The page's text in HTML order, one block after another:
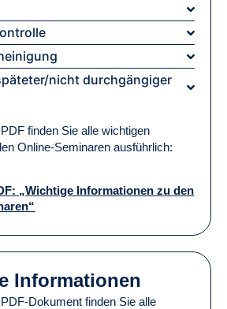
nicht durchgängiger
finden Sie alle wichtigen
Online-Seminaren ausführlich:
„Wichtige Informationen zu den
Informationen
Dokument finden Sie alle